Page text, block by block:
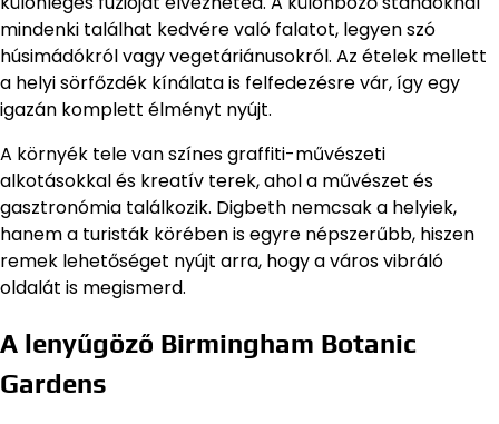
mindenki találhat kedvére való falatot, legyen szó
húsimádókról vagy vegetáriánusokról. Az ételek mellett
a helyi sörfőzdék kínálata is felfedezésre vár, így egy
igazán komplett élményt nyújt.
A környék tele van színes graffiti-művészeti
alkotásokkal és kreatív terek, ahol a művészet és
gasztronómia találkozik. Digbeth nemcsak a helyiek,
hanem a turisták körében is egyre népszerűbb, hiszen
remek lehetőséget nyújt arra, hogy a város vibráló
oldalát is megismerd.
A lenyűgöző Birmingham Botanic
Gardens